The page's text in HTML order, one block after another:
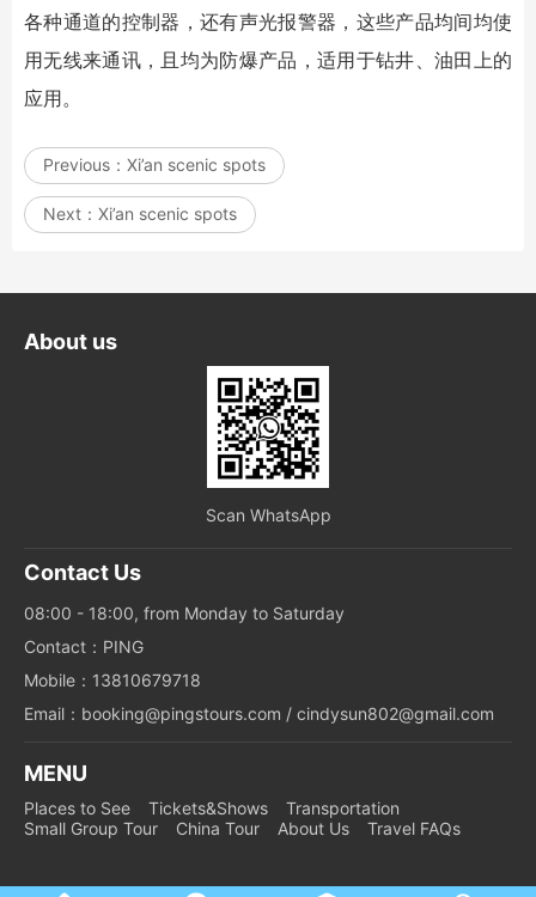
各种通道的控制器，还有声光报警器，这些产品均间均使
用无线来通讯，且均为防爆产品，适用于钻井、油田上的
应用。
Previous： Xi’an scenic spots
Next： Xi’an scenic spots
About us
Scan WhatsApp
Contact Us
08:00 - 18:00, from Monday to Saturday
Contact：PING
Mobile：13810679718
Email：booking@pingstours.com / cindysun802@gmail.com
MENU
Places to See Tickets&Shows
Transportation
Small Group Tour
China Tour About Us Travel FAQs